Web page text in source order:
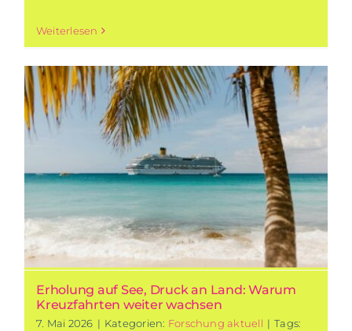
Weiterlesen
Erholung auf See, Druck an Land: Warum
Kreuzfahrten weiter wachsen
7. Mai 2026 | Kategorien: Forschung aktuell | Tags: